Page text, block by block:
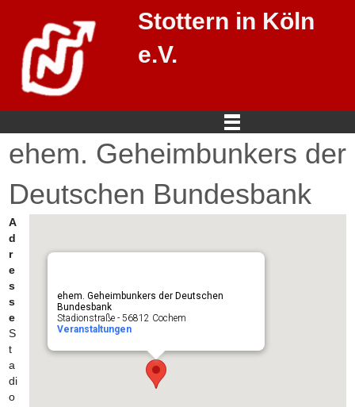
Stottern in Köln
e.V.
ehem. Geheimbunkers der
Deutschen Bundesbank
ehem. Geheimbunkers der Deutschen
Bundesbank
Stadionstraße - 56812 Cochem
Veranstaltungen
A
d
r
e
s
s
e
S
t
a
di
o